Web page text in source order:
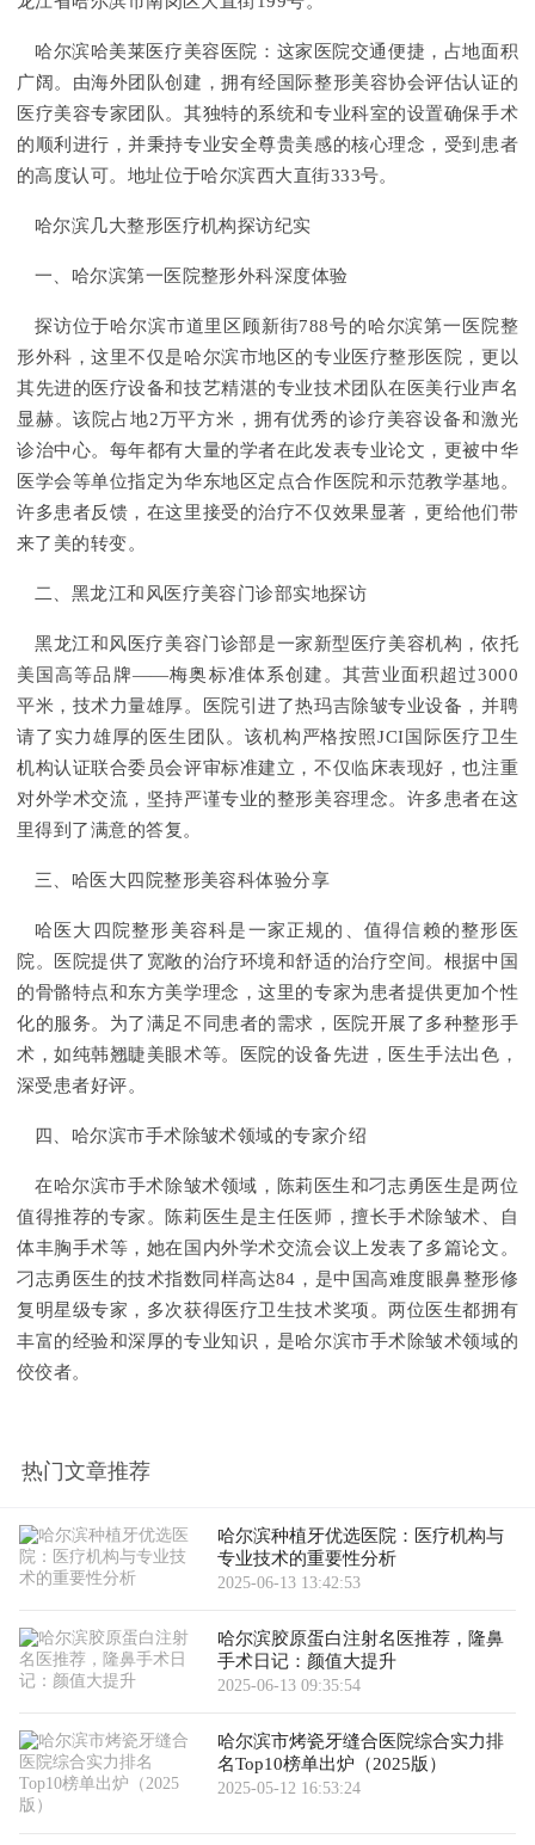
哈尔滨哈美莱医疗美容医院：这家医院交通便捷，占地面积
广阔。由海外团队创建，拥有经国际整形美容协会评估认证的
医疗美容专家团队。其独特的系统和专业科室的设置确保手术
的顺利进行，并秉持专业安全尊贵美感的核心理念，受到患者
的高度认可。地址位于哈尔滨西大直街333号。
哈尔滨几大整形医疗机构探访纪实
一、哈尔滨第一医院整形外科深度体验
探访位于哈尔滨市道里区顾新街788号的哈尔滨第一医院整
形外科，这里不仅是哈尔滨市地区的专业医疗整形医院，更以
其先进的医疗设备和技艺精湛的专业技术团队在医美行业声名
显赫。该院占地2万平方米，拥有优秀的诊疗美容设备和激光
诊治中心。每年都有大量的学者在此发表专业论文，更被中华
医学会等单位指定为华东地区定点合作医院和示范教学基地。
许多患者反馈，在这里接受的治疗不仅效果显著，更给他们带
来了美的转变。
二、黑龙江和风医疗美容门诊部实地探访
黑龙江和风医疗美容门诊部是一家新型医疗美容机构，依托
美国高等品牌——梅奥标准体系创建。其营业面积超过3000
平米，技术力量雄厚。医院引进了热玛吉除皱专业设备，并聘
请了实力雄厚的医生团队。该机构严格按照JCI国际医疗卫生
机构认证联合委员会评审标准建立，不仅临床表现好，也注重
对外学术交流，坚持严谨专业的整形美容理念。许多患者在这
里得到了满意的答复。
三、哈医大四院整形美容科体验分享
哈医大四院整形美容科是一家正规的、值得信赖的整形医
院。医院提供了宽敞的治疗环境和舒适的治疗空间。根据中国
的骨骼特点和东方美学理念，这里的专家为患者提供更加个性
化的服务。为了满足不同患者的需求，医院开展了多种整形手
术，如纯韩翘睫美眼术等。医院的设备先进，医生手法出色，
深受患者好评。
四、哈尔滨市手术除皱术领域的专家介绍
在哈尔滨市手术除皱术领域，陈莉医生和刁志勇医生是两位
值得推荐的专家。陈莉医生是主任医师，擅长手术除皱术、自
体丰胸手术等，她在国内外学术交流会议上发表了多篇论文。
刁志勇医生的技术指数同样高达84，是中国高难度眼鼻整形修
复明星级专家，多次获得医疗卫生技术奖项。两位医生都拥有
丰富的经验和深厚的专业知识，是哈尔滨市手术除皱术领域的
佼佼者。
热门文章推荐
哈尔滨种植牙优选医院：医疗机构与
专业技术的重要性分析
2025-06-13 13:42:53
哈尔滨胶原蛋白注射名医推荐，隆鼻
手术日记：颜值大提升
2025-06-13 09:35:54
哈尔滨市烤瓷牙缝合医院综合实力排
名Top10榜单出炉（2025版）
2025-05-12 16:53:24